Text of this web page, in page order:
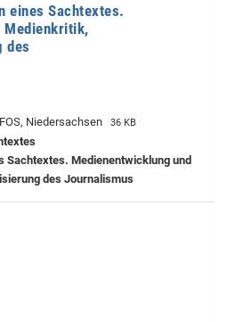
eines Sachtextes.
Medienkritik,
des
Niedersachsen 36 KB
Sachtextes. Medienentwicklung und
des Journalismus